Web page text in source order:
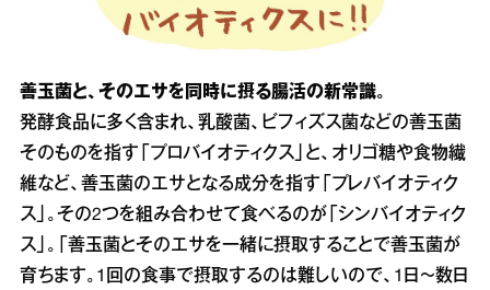
善玉菌と、そのエサを同時に摂る腸活の新常識。
発酵食品に多く含まれ、乳酸菌、ビフィズス菌などの善玉菌
そのものを指す「プロバイオティクス」と、オリゴ糖や食物繊
維など、善玉菌のエサとなる成分を指す「プレバイオティク
ス」。その2つを組み合わせて食べるのが「シンバイオティク
ス」。「善玉菌とそのエサを一緒に摂取することで善玉菌が
育ちます。1回の食事で摂取するのは難しいので、1日～数日